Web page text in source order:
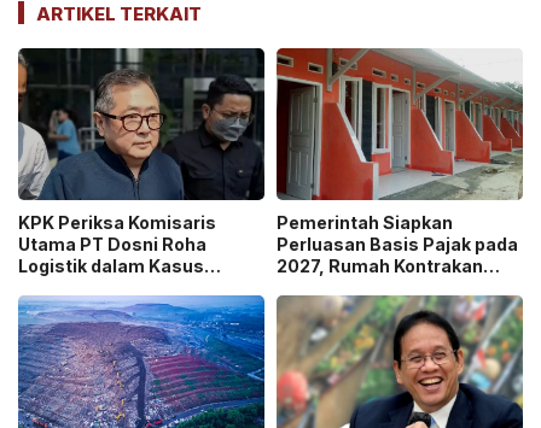
ARTIKEL TERKAIT
KPK Periksa Komisaris
Utama PT Dosni Roha
Logistik dalam Kasus
Pengangkutan Bansos!
Pemerintah Siapkan
Perluasan Basis Pajak pada
2027, Rumah Kontrakan
Pengawasan!